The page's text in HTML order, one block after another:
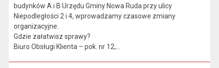
budynków A i B Urzędu Gminy Nowa Ruda przy ulicy
Niepodległości 2 i 4, wprowadzamy czasowe zmiany
organizacyjne.
Gdzie załatwisz sprawy?
Biuro Obsługi Klienta – pok. nr 12,...